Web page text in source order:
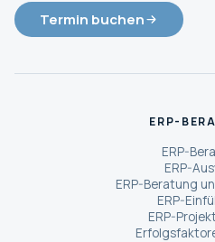
Termin buchen
ERP-
ERP-
ERP-
ERP-Beratung
ERP-
ERP-